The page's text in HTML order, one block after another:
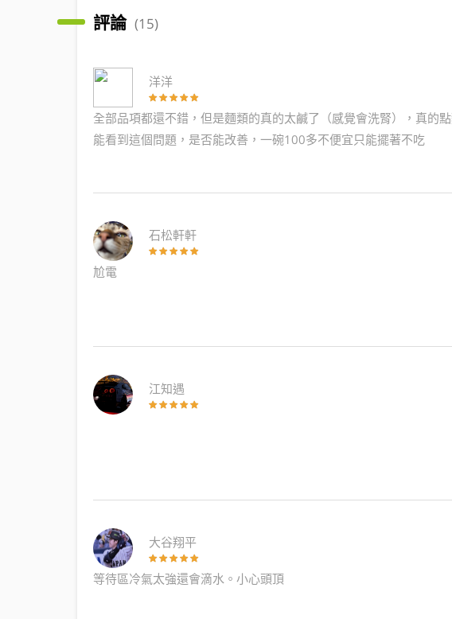
評論 (15)
洋洋
全部品項都還不錯，但是麵類的真的太鹹了（感覺會洗腎），真的
能看到這個問題，是否能改善，一碗100多不便宜只能擺著不吃
石松軒軒
尬電
江知遇
大谷翔平
等待區冷氣太強還會滴水。小心頭頂